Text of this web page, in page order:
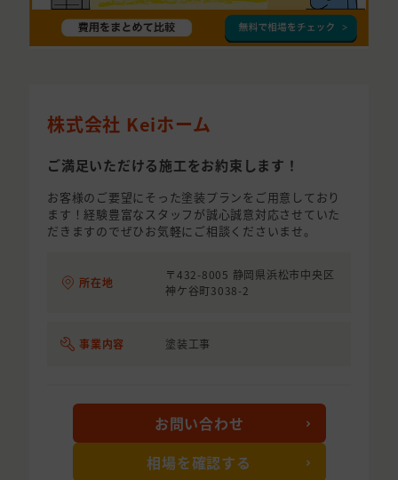
株式会社 Keiホーム
ご満足いただける施工をお約束します！
お客様のご要望にそった塗装プランをご用意しており
ます！経験豊富なスタッフが誠心誠意対応させていた
だきますのでぜひお気軽にご相談くださいませ。
所在地
〒432-8005 静岡県浜松市中央区
神ケ谷町3038-2
事業内容 塗装工事
お問い合わせ
相場を確認する